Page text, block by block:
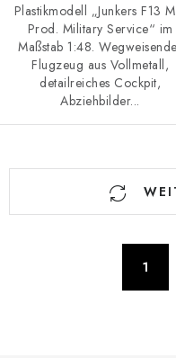
Plastikmodell „Junkers F13
Prod. Military Service“ im
Maßstab 1:48.
Flugzeug aus Vollmetall,
detailreiches Cockpit,
Abziehbilder...
1